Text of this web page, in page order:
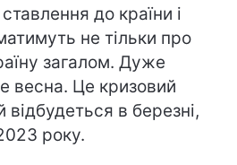
до країни і
не тільки про
загалом. Дуже
весна. Це кризовий
відбудеться в березні,
року.